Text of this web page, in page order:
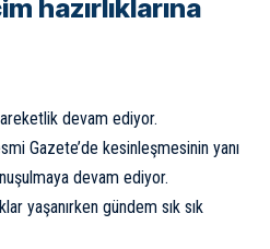
hazırlıklarına
devam ediyor.
Gazete’de kesinleşmesinin yanı
devam ediyor.
yaşanırken gündem sık sık